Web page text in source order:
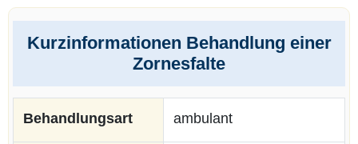
Kurzinformationen Behandlung einer
Zornesfalte
Behandlungsart ambulant